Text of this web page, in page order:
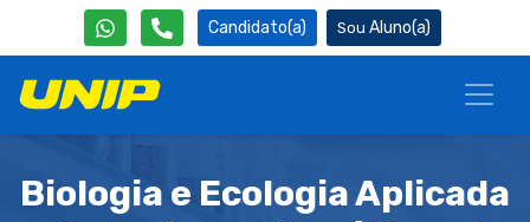
Candidato(a) Aluno(a)
Biologia e Ecologia Aplicada